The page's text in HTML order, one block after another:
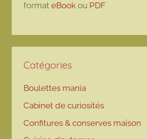
format eBook ou PDF
Catégories
Boulettes mania
Cabinet de curiosités
Confitures & conserves maison